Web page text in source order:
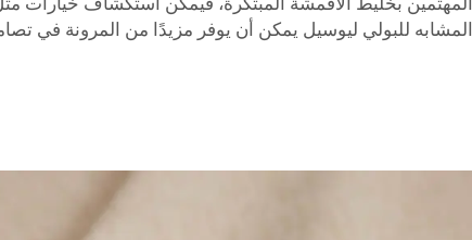
المشابه للبولي ليوسيل يمكن أن يوفر مزيدًا من المرونة في